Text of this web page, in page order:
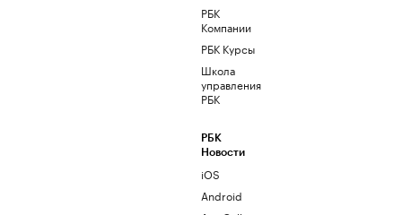
РБК
Компании
РБК Курсы
Школа
управления
РБК
РБК
Новости
iOS
Android